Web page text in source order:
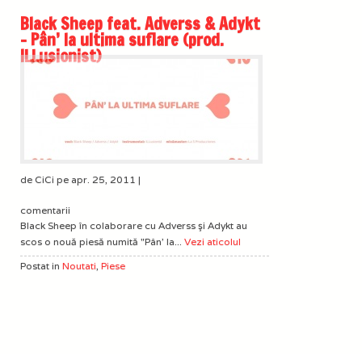
Black Sheep feat. Adverss & Adykt
– Pân’ la ultima suflare (prod.
ILLusionist)
de CiCi pe apr. 25, 2011 |
comentarii
Black Sheep în colaborare cu Adverss şi Adykt au
scos o nouă piesă numită "Pân' la... Vezi aticolul
Postat in Noutati, Piese